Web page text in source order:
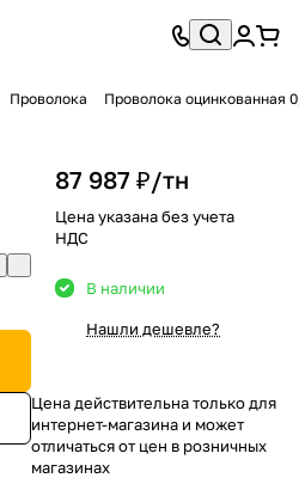
Проволока Проволока оцинкованная
87 987 ₽/тн
Цена указана без учета
НДС
В наличии
Нашли дешевле?
Цена действительна только для
интернет-магазина и может
отличаться от цен в розничных
магазинах